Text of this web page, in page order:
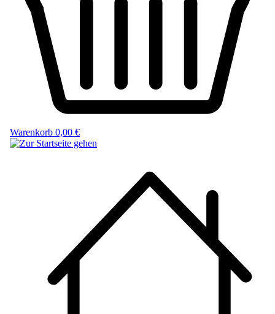
Warenkorb 0,00 €